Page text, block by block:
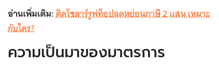
อ่านเพิ่มเติม:ติดโซลาร์รูฟท็อปลดหย่อนภาษี 2 แสน เหมาะ
กับใคร?
ความเป็นมาของมาตรการ